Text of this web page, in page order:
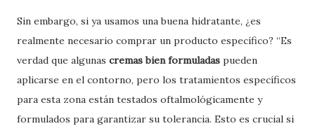
Sin embargo, si ya usamos una buena hidratante, ¿es
realmente necesario comprar un producto específico? “Es
verdad que algunas cremas bien formuladas pueden
aplicarse en el contorno, pero los tratamientos específicos
para esta zona están testados oftalmológicamente y
formulados para garantizar su tolerancia. Esto es crucial si